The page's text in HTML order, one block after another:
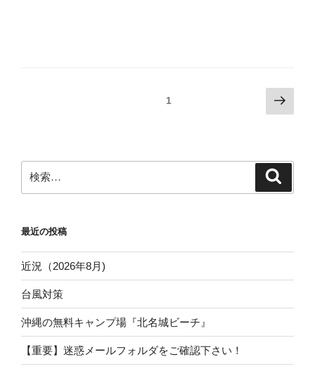
ー
ジ
り
1
次
の
ジ
索:
最近の投稿
近況（2026年8月)
台風対策
沖縄の無料キャンプ場『北名城ビーチ』
【重要】迷惑メールフォルダをご確認下さい！